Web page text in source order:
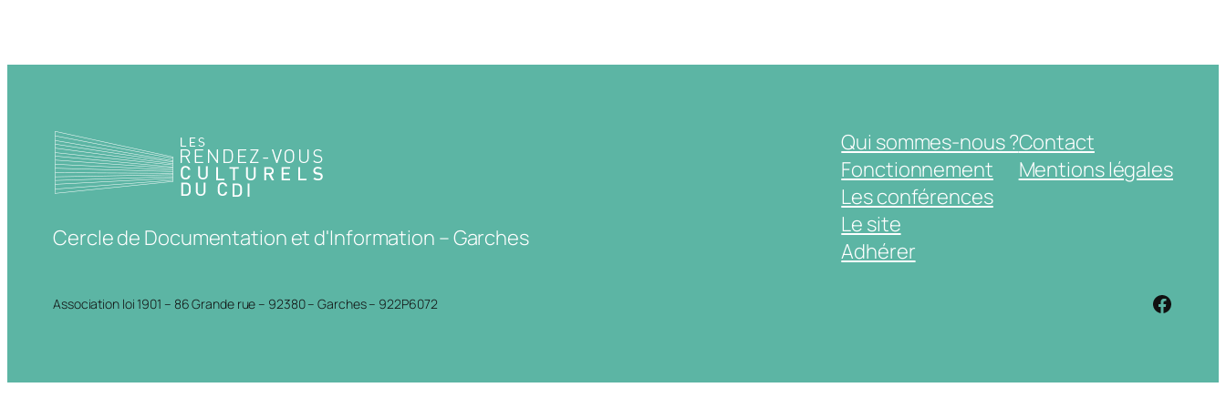
Cercle de Documentation et d'Information – Garches
Qui sommes-nous ?
Fonctionnement
Les conférences
Le site
Adhérer
Contact
Mentions légales
Association loi 1901 – 86 Grande rue – 92380 – Garches – 922P6072